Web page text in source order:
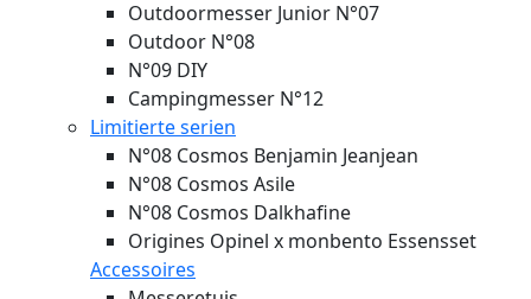
Outdoormesser Junior N°07
Outdoor N°08
N°09 DIY
Campingmesser N°12
Limitierte serien
N°08 Cosmos Benjamin Jeanjean
N°08 Cosmos Asile
N°08 Cosmos Dalkhafine
Origines Opinel x monbento Essensset
Accessoires